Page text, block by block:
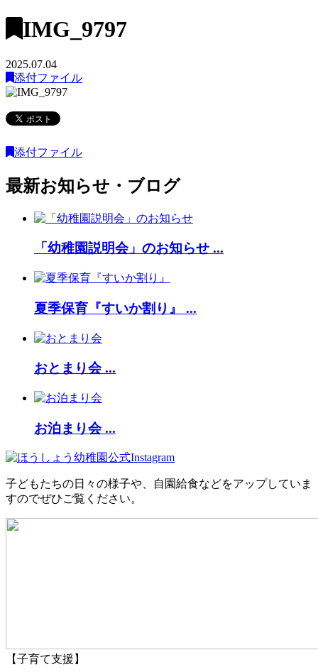
IMG_9797
2025.07.04
添付ファイル
添付ファイル
最新お知らせ・ブログ
「幼稚園説明会」のお知らせ ...
夏季保育『すいか割り』 ...
おとまり会 ...
お泊まり会 ...
子どもたちの日々の様子や、自園給食などをアップしていま
すのでぜひご覧ください。
【子育て支援】